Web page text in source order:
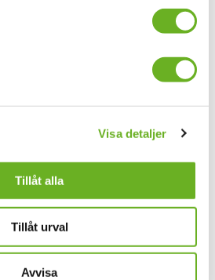
Visa detaljer
Tillåt alla
Tillåt urval
Avvisa
Hitta folk
hos oss
Alumn